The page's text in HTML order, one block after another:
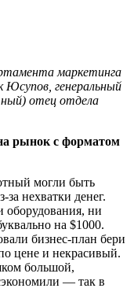
маркетинга
Юсупов, генеральный
отец отдела
рынок с форматом
могли быть
нехватки денег.
оборудования, ни
на $1000.
бизнес-план бери
цене и некрасивый.
большой,
— так в